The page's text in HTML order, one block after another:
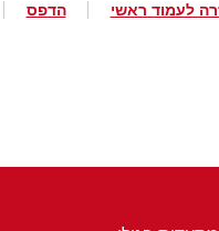
לעמוד ראשי הדפס